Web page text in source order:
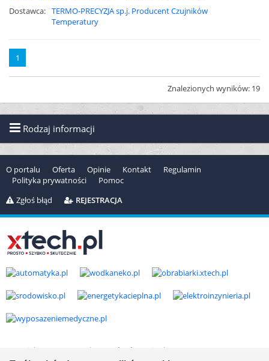
Dostawca: TERMO-PRECYZJA sp.j. Producent Czujników
Temperatury
1
Znalezionych wyników: 19
Rodzaj informacji
O portalu Oferta Opinie Kontakt
Regulamin
Polityka prywatności
Pomoc
Zgłoś błąd
REJESTRACJA
Copyright © 2000-2026 by xtech.pl Serwisy branżowe Sp. z o.o.